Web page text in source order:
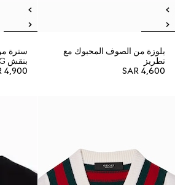
بلوزة من الصوف المحبوك مع
تطريز
SAR 4,600
سترة
بنقش GG
4,900